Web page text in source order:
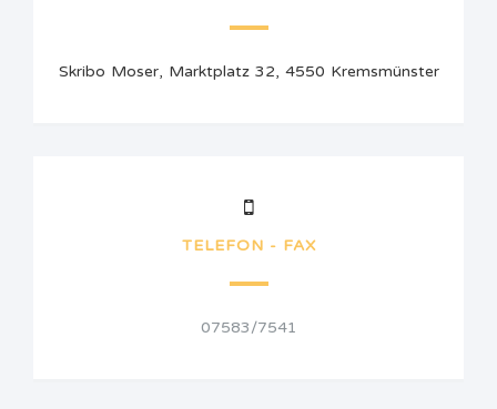
Skribo Moser, Marktplatz 32, 4550 Kremsmünster
TELEFON - FAX
07583/7541